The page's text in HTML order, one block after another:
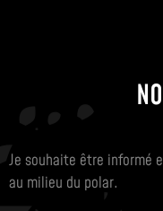
Je souhaite être informé
au milieu du polar.